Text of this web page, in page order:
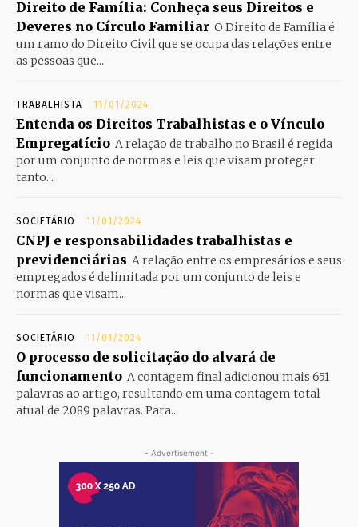
Direito de Família: Conheça seus Direitos e
Deveres no Círculo Familiar O Direito de Família é
um ramo do Direito Civil que se ocupa das relações entre
as pessoas que...
TRABALHISTA 11/01/2024
Entenda os Direitos Trabalhistas e o Vínculo
Empregatício A relação de trabalho no Brasil é regida
por um conjunto de normas e leis que visam proteger
tanto...
SOCIETÁRIO 11/01/2024
CNPJ e responsabilidades trabalhistas e
previdenciárias A relação entre os empresários e seus
empregados é delimitada por um conjunto de leis e
normas que visam...
SOCIETÁRIO 11/01/2024
O processo de solicitação do alvará de
funcionamento A contagem final adicionou mais 651
palavras ao artigo, resultando em uma contagem total
atual de 2089 palavras. Para...
- Advertisement -